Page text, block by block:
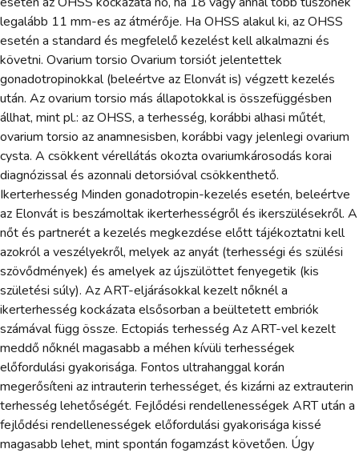
legalább 11 mm-es az átmérője. Ha OHSS alakul ki, az OHSS
esetén a standard és megfelelő kezelést kell alkalmazni és
követni. Ovarium torsio Ovarium torsiót jelentettek
gonadotropinokkal (beleértve az Elonvát is) végzett kezelés
után. Az ovarium torsio más állapotokkal is összefüggésben
állhat, mint pl.: az OHSS, a terhesség, korábbi alhasi műtét,
ovarium torsio az anamnesisben, korábbi vagy jelenlegi ovarium
cysta. A csökkent vérellátás okozta ovariumkárosodás korai
diagnózissal és azonnali detorsióval csökkenthető.
Ikerterhesség Minden gonadotropin-kezelés esetén, beleértve
az Elonvát is beszámoltak ikerterhességről és ikerszülésekről. A
nőt és partnerét a kezelés megkezdése előtt tájékoztatni kell
azokról a veszélyekről, melyek az anyát (terhességi és szülési
szövődmények) és amelyek az újszülöttet fenyegetik (kis
születési súly). Az ART-eljárásokkal kezelt nőknél a
ikerterhesség kockázata elsősorban a beültetett embriók
számával függ össze. Ectopiás terhesség Az ART-vel kezelt
meddő nőknél magasabb a méhen kívüli terhességek
előfordulási gyakorisága. Fontos ultrahanggal korán
megerősíteni az intrauterin terhességet, és kizárni az extrauterin
terhesség lehetőségét. Fejlődési rendellenességek ART után a
fejlődési rendellenességek előfordulási gyakorisága kissé
magasabb lehet, mint spontán fogamzást követően. Úgy